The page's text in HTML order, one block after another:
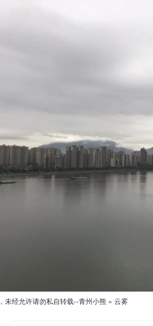
未经允许请勿私自转载--青州小熊 » 云雾